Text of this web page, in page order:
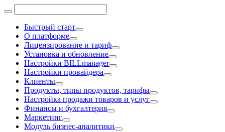
Быстрый старт
О платформе
Лицензирование и тариф
Установка и обновление
Настройки BILLmanager
Настройки провайдера
Клиенты
Продукты, типы продуктов, тарифы
Настройка продажи товаров и услуг
Финансы и бухгалтерия
Маркетинг
Модуль бизнес-аналитики